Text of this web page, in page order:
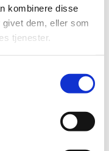
kombinere disse
dem, eller som
tjenester.
fra hvert
skal
i Danmark. Læs
hvad proceduren
EU-